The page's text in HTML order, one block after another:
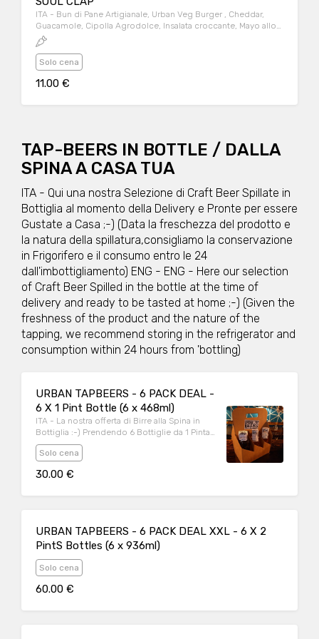
ITA - Bun di Pane Artigianale, Urban Veg Burger , Cheddar,
Guacamole, Cipolla Agrodolce, Insalata croccante, Mayo allo
Jalapeno ENG - Artisanal Bread Bun, Urban Veg Burger,
Cheddar, Guacamole, Sweet and Sour Onion, Crisp Salad,
Jalapeno Mayo
Solo cena
11.00 €
TAP-BEERS IN BOTTLE / DALLA
SPINA A CASA TUA
ITA - Qui una nostra Selezione di Craft Beer Spillate in
Bottiglia al momento della Delivery e Pronte per essere
Gustate a Casa ;-) (Data la freschezza del prodotto e
la natura della spillatura,consigliamo la conservazione
in Frigorifero e il consumo entro le 24
dall'imbottigliamento) ENG - ENG - Here our selection
of Craft Beer Spilled in the bottle at the time of
delivery and ready to be tasted at home ;-) (Given the
freshness of the product and the nature of the
tapping, we recommend storing in the refrigerator and
consumption within 24 hours from 'bottling)
URBAN TAPBEERS - 6 PACK DEAL -
6 X 1 Pint Bottle (6 x 468ml)
ITA - La nostra offerta di Birre alla Spina in
Bottiglia :-) Prendendo 6 Bottiglie da 1 Pinta
,a scelta dalle Birre alla Spina disponibili, Una
Bottiglia è in Omaggio. (In coda all'ordine
offer of Bottled Draft Beers :-) Taking 6
Solo cena
30.00 €
URBAN TAPBEERS - 6 PACK DEAL XXL - 6 X 2
PintS Bottles (6 x 936ml)
Solo cena
60.00 €